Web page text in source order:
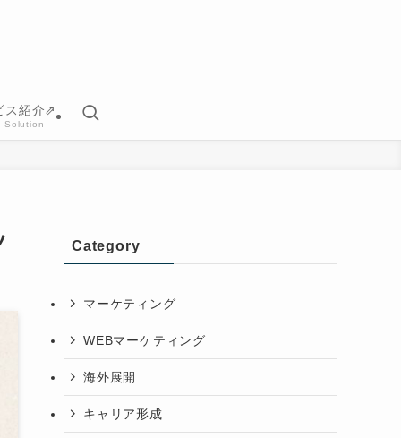
ス紹介⇗
Solution
Category
マーケティング
WEBマーケティング
海外展開
キャリア形成